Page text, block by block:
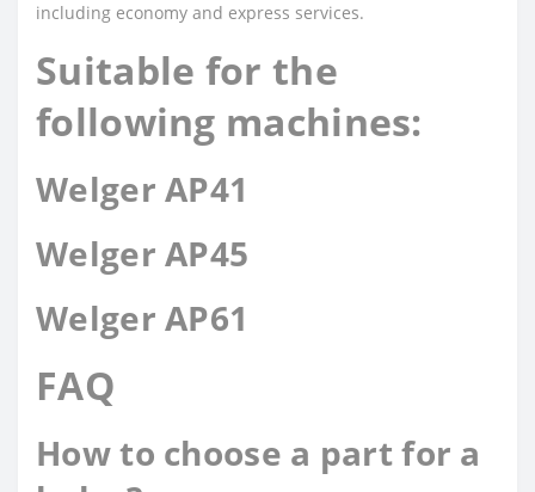
including economy and express services.
Suitable for the
following machines:
Welger AP41
Welger AP45
Welger AP61
FAQ
How to choose a part for a